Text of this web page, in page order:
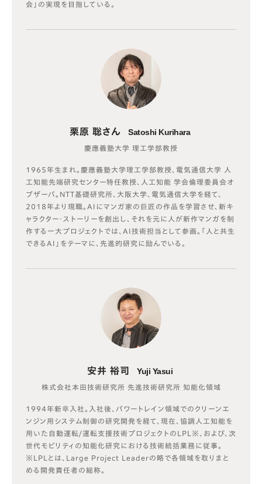
会」の実現を目指している。
栗原 聡さん Satoshi Kurihara
慶應義塾大学 理工学部教授
1965年生まれ。慶應義塾大学理工学部教授、電気通信大学 人
工知能先端研究センター特任教授、人工知能 学会倫理委員会オ
ブザーバ。NTT基礎研究所、大阪大学、電気通信大学を経て、
2018年より現職。AIにマンガ家の巨匠の作品を学習させ、新キ
ャラクター・ストーリーを創出し、それを元に人が新作マンガを制
作する一大プロジェクトでは、AI技術担当として参画。「人と共生
できるAI」をテーマに、先進的研究に励んでいる。
安井 裕司 Yuji Yasui
株式会社本田技術研究所 先進技術研究所 知能化領域
1994年新卒入社。入社後、パワートレイン領域でのクリーンエ
ンジン用システム制御の研究開発を経て、現在、協調人工知能を
用いた自動運転/運転支援技術プロジェクトのLPL※、および、次
世代モビリティの知能化研究における技術統括業務に従事。
※LPLとは、Large Project Leaderの略で各領域を取りまと
める開発責任者の総称。